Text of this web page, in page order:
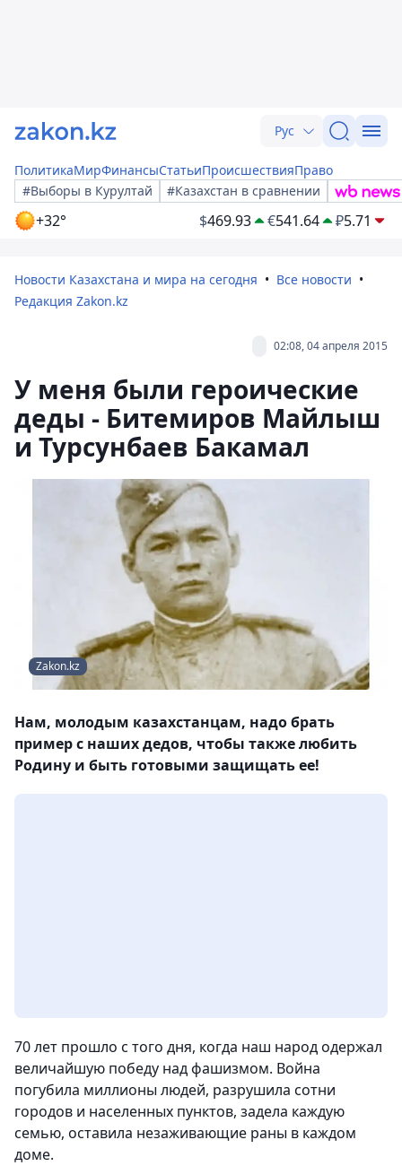
Рус
ПолитикаМирФинансыСтатьиПроисшествияПраво
#Выборы в Курултай
#Казахстан в сравнении
+32° $469.93 €541.64 ₽5.71
Новости Казахстана и мира на сегодня
Все новости
Редакция Zakon.kz
02:08, 04 апреля 2015
У меня были героические
деды - Битемиров Майлыш
и Турсунбаев Бакамал
Zakon.kz
Нам, молодым казахстанцам, надо брать
пример с наших дедов, чтобы также любить
Родину и быть готовыми защищать ее!
70 лет прошло с того дня, когда наш народ одержал
величайшую победу над фашизмом. Война
погубила миллионы людей, разрушила сотни
городов и населенных пунктов, задела каждую
семью, оставила незаживающие раны в каждом
доме.